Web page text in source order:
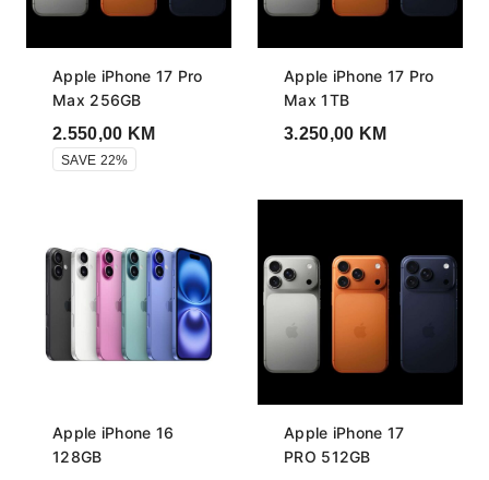
Apple iPhone 17 Pro
Max 256GB
2.550,00 KM
SAVE 22%
Apple iPhone 17 Pro
Max 1TB
3.250,00 KM
Apple iPhone 16
128GB
Apple iPhone 17
PRO 512GB